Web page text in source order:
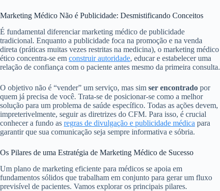
Marketing Médico Não é Publicidade: Desmistificando Conceitos
É fundamental diferenciar marketing médico de publicidade
tradicional. Enquanto a publicidade foca na promoção e na venda
direta (práticas muitas vezes restritas na medicina), o marketing médico
ético concentra-se em construir autoridade, educar e estabelecer uma
relação de confiança com o paciente antes mesmo da primeira consulta.
O objetivo não é “vender” um serviço, mas sim ser encontrado por
quem já precisa de você. Trata-se de posicionar-se como a melhor
solução para um problema de saúde específico. Todas as ações devem,
impreterivelmente, seguir as diretrizes do CFM. Para isso, é crucial
conhecer a fundo as regras de divulgação e publicidade médica para
garantir que sua comunicação seja sempre informativa e sóbria.
Os Pilares de uma Estratégia de Marketing Médico de Sucesso
Um plano de marketing eficiente para médicos se apoia em
fundamentos sólidos que trabalham em conjunto para gerar um fluxo
previsível de pacientes. Vamos explorar os principais pilares.